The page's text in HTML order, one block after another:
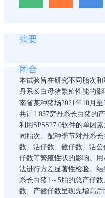
摘要
闭合
本试验旨在研究不同胎次
丹系长白母猪繁殖性能的
南省某种猪场2021年10月至
共计1 837窝丹系长白猪的
利用SPSS27.0软件的单因
同胎次、配种季节对丹系
数、活仔数、健仔数、活
仔数等繁殖性状的影响。用
法进行方差显著性检验。
系长白猪1～5胎的总产仔
数、产健仔数呈现先增高后